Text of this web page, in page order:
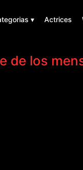
▾ Actrices
de los